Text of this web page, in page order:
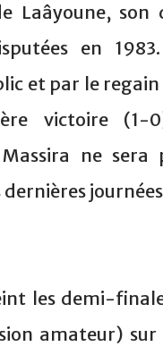
Laâyoune, son
en
et par le
victoire (1-
ne
les demi-
amateur)